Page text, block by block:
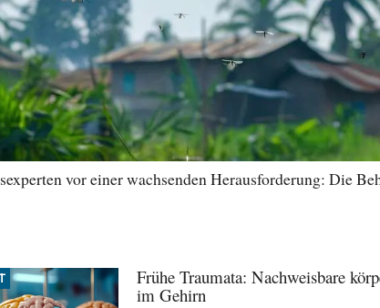
vor einer wachsenden Herausforderung: Die
Frühe Traumata: Nachweisbare
im Gehirn